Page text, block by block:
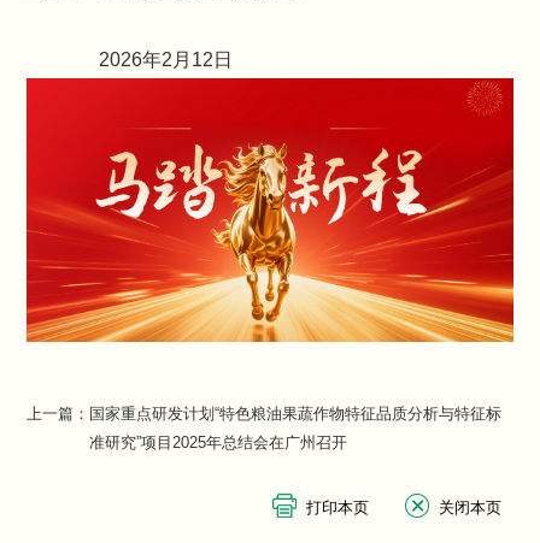
2026年2月12日
上一篇： 国家重点研发计划“特色粮油果蔬作物特征品质分析与特征标
准研究”项目2025年总结会在广州召开